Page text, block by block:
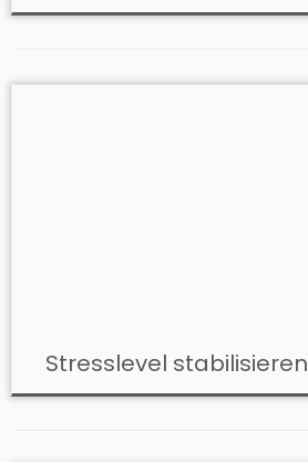
Stresslevel stabilisieren